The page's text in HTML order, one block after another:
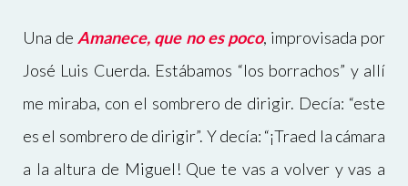
Una de Amanece, que no es poco, improvisada por
José Luis Cuerda. Estábamos “los borrachos” y allí
me miraba, con el sombrero de dirigir. Decía: “este
es el sombrero de dirigir”. Y decía: “¡Traed la cámara
a la altura de Miguel! Que te vas a volver y vas a